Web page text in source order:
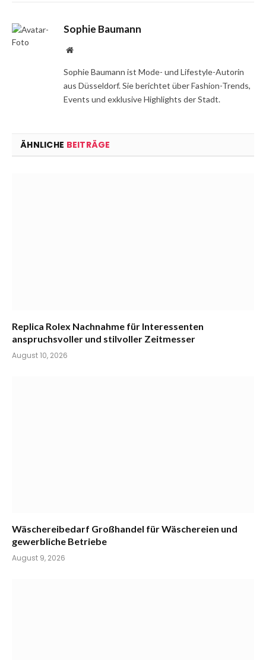
Sophie Baumann
Website
Sophie Baumann ist Mode- und Lifestyle-Autorin
aus Düsseldorf. Sie berichtet über Fashion-Trends,
Events und exklusive Highlights der Stadt.
ÄHNLICHE BEITRÄGE
Replica Rolex Nachnahme für Interessenten
anspruchsvoller und stilvoller Zeitmesser
August 10, 2026
Wäschereibedarf Großhandel für Wäschereien und
gewerbliche Betriebe
August 9, 2026